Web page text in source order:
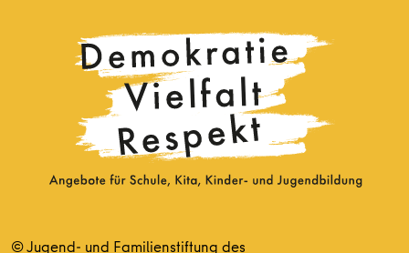
© Jugend- und Familienstiftung des